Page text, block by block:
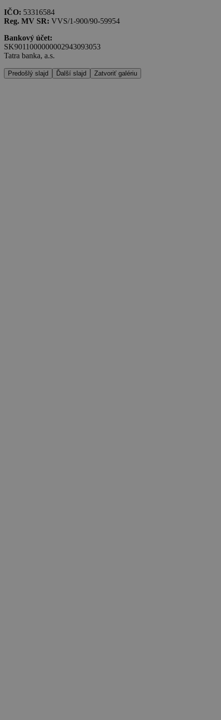
IČO: 53316584
Reg. MV SR: VVS/1-900/90-59954
Bankový účet:
SK9011000000002943093053
Tatra banka, a.s.
Predošlý slajd Ďalší slajd Zatvoriť galériu